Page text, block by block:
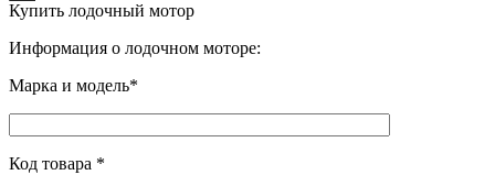
Купить лодочный мотор
Информация о лодочном моторе:
Марка и модель*
Код товара *